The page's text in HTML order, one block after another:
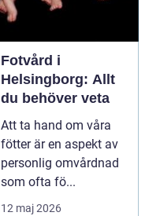
Fotvård i
Helsingborg: Allt
du behöver veta
Att ta hand om våra
fötter är en aspekt av
personlig omvårdnad
som ofta fö...
12 maj 2026